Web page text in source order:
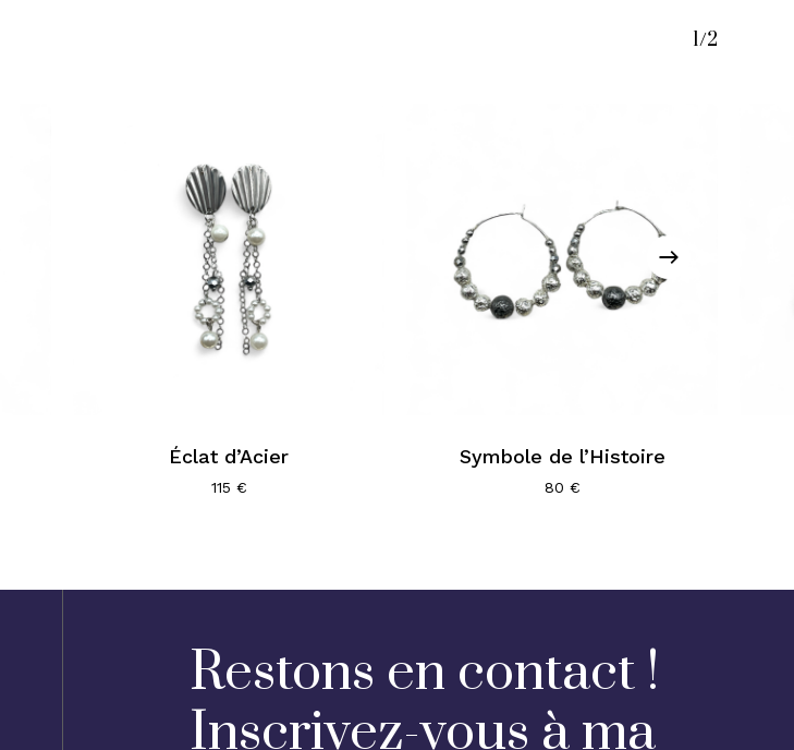
1/2
Éclat d’Acier
115 €
Symbole de l’Histoire
80 €
Restons en contact !
Inscrivez-vous à ma